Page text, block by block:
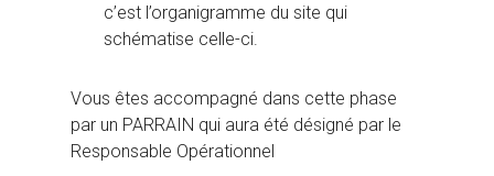
c’est l’organigramme du site qui
schématise celle-ci.
Vous êtes accompagné dans cette phase
par un PARRAIN qui aura été désigné par le
Responsable Opérationnel